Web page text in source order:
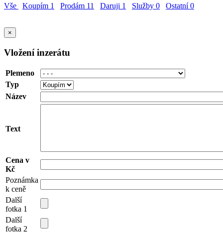
Vše Koupím 1 Prodám 11 Daruji 1 Služby 0 Ostatní0
×
Vložení inzerátu
Plemeno
Typ
Název
Text
Cena v
Kč
Poznámka
k ceně
Další
fotka 1
Další
fotka 2